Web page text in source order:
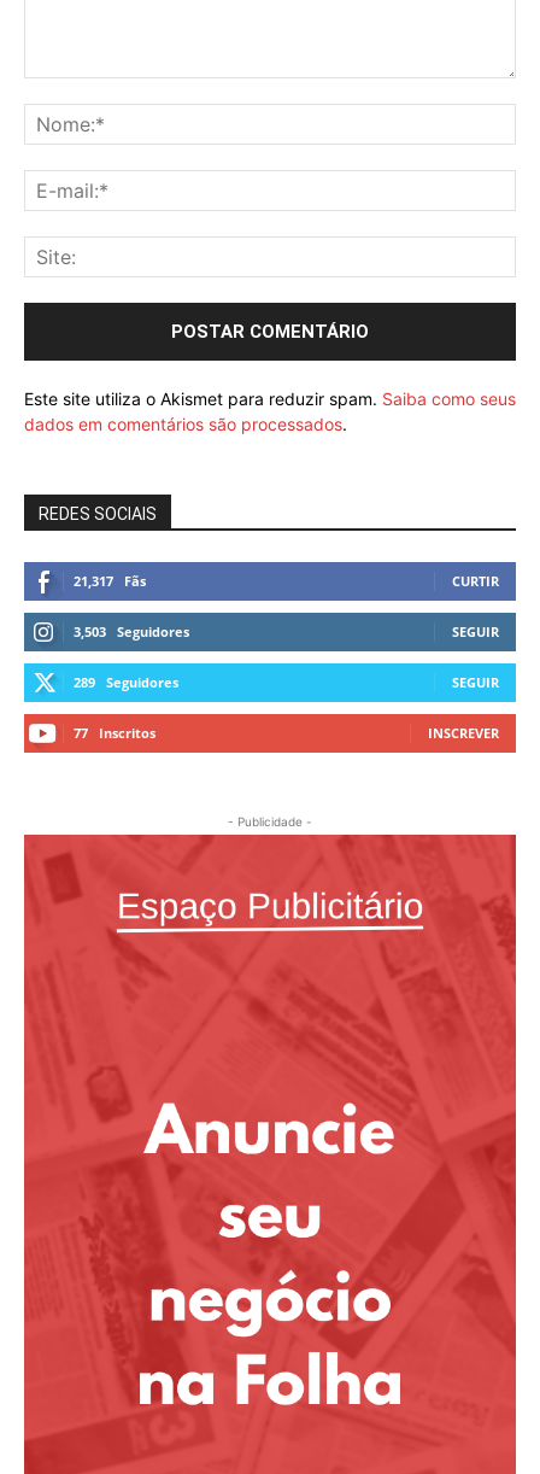
Este site utiliza o Akismet para reduzir spam. Saiba como seus
dados em comentários são processados.
REDES SOCIAIS
21,317 Fãs CURTIR
3,503 Seguidores SEGUIR
289 Seguidores SEGUIR
77 Inscritos INSCREVER
- Publicidade -